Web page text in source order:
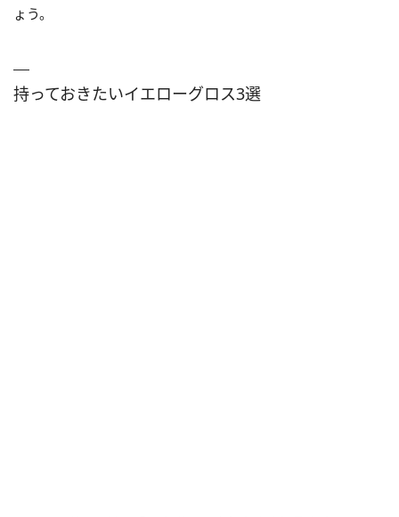
ょう。
持っておきたいイエローグロス3選